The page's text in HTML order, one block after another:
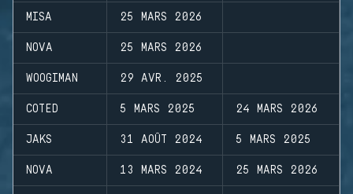
MISA 25 MARS 2026
NOVA 25 MARS 2026
WOOGIMAN 29 AVR. 2025
COTED 5 MARS 2025 24 MARS 2026
JAKS 31 AOÛT 2024 5 MARS 2025
NOVA 13 MARS 2024 25 MARS 2026